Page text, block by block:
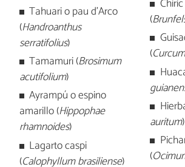
Tahuari o pau d'Arco
(Handroanthus
serratifolius)
Tamamuri (Brosimum
acutifolium)
Ayrampú o espino
amarillo (Hippophae
rhamnoides)
Lagarto caspi
(Calophyllum brasiliense)
(
(
auritum)
(